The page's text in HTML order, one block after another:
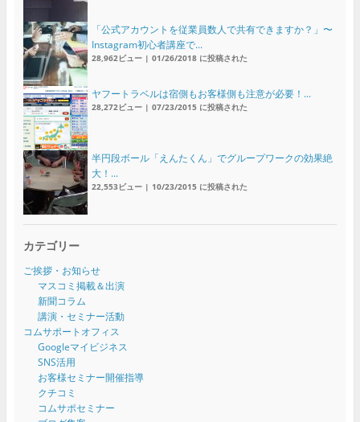
「公式アカウントを従業員数人で共有できますか？」〜
Instagram初心者講座で...
28,962ビュー| 01/26/2018 に投稿された
ヤフートラベルは宿側もお客様側も注意が必要！...
28,272ビュー| 07/23/2015 に投稿された
半円段ボール「えんたくん」でグループワークの効果絶
大！...
22,553ビュー| 10/23/2015 に投稿された
カテゴリー
ご挨拶・お知らせ
マスコミ掲載＆出演
新聞コラム
講演・セミナー活動
コムサポートオフィス
Googleマイビジネス
SNS活用
お客様セミナー開催指導
クチコミ
コムサポセミナー